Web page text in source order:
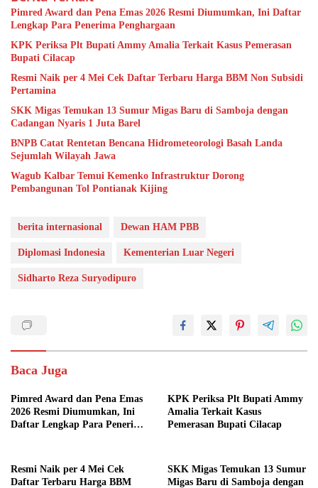
Pimred Award dan Pena Emas 2026 Resmi Diumumkan, Ini Daftar
Lengkap Para Penerima Penghargaan
KPK Periksa Plt Bupati Ammy Amalia Terkait Kasus Pemerasan
Bupati Cilacap
Resmi Naik per 4 Mei Cek Daftar Terbaru Harga BBM Non Subsidi
Pertamina
SKK Migas Temukan 13 Sumur Migas Baru di Samboja dengan
Cadangan Nyaris 1 Juta Barel
BNPB Catat Rentetan Bencana Hidrometeorologi Basah Landa
Sejumlah Wilayah Jawa
Wagub Kalbar Temui Kemenko Infrastruktur Dorong
Pembangunan Tol Pontianak Kijing
berita internasional Dewan HAM PBB
Diplomasi Indonesia Kementerian Luar Negeri
Sidharto Reza Suryodipuro
Baca Juga
Pimred Award dan Pena Emas
2026 Resmi Diumumkan, Ini
Daftar Lengkap Para Penerima
KPK Periksa Plt Bupati Ammy
Amalia Terkait Kasus
Pemerasan Bupati Cilacap
Resmi Naik per 4 Mei Cek
Daftar Terbaru Harga BBM
SKK Migas Temukan 13 Sumur
Migas Baru di Samboja dengan